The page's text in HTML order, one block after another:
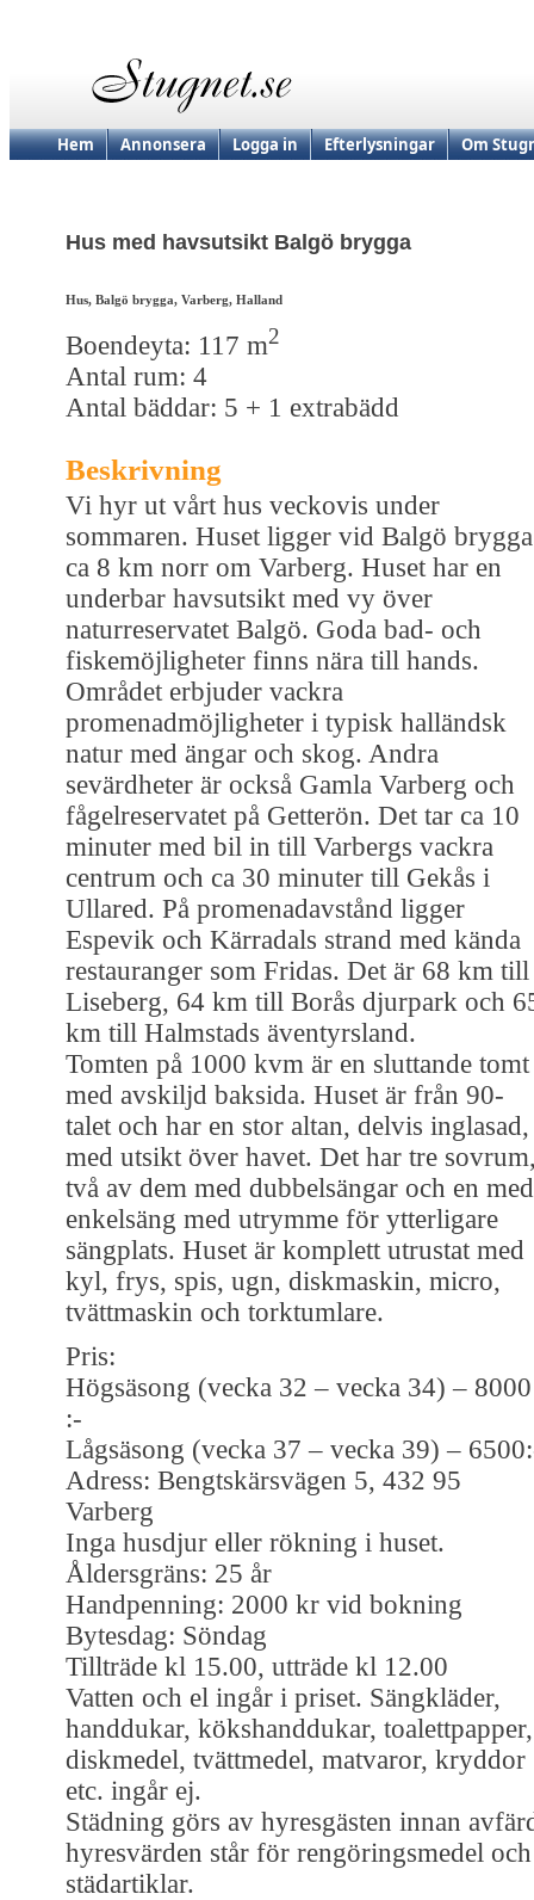
Hem Annonsera Logga in Efterlysningar Om
Hus med havsutsikt Balgö brygga
Hus, Balgö brygga, Varberg, Halland
Boendeyta: 117 m2
Antal rum: 4
Antal bäddar: 5 + 1 extrabädd
Beskrivning
Vi hyr ut vårt hus veckovis under
sommaren. Huset ligger vid Balgö brygga
ca 8 km norr om Varberg. Huset har en
underbar havsutsikt med vy över
naturreservatet Balgö. Goda bad- och
fiskemöjligheter finns nära till hands.
Området erbjuder vackra
promenadmöjligheter i typisk halländsk
natur med ängar och skog. Andra
sevärdheter är också Gamla Varberg och
fågelreservatet på Getterön. Det tar ca 10
minuter med bil in till Varbergs vackra
centrum och ca 30 minuter till Gekås i
Ullared. På promenadavstånd ligger
Espevik och Kärradals strand med kända
restauranger som Fridas. Det är 68 km till
Liseberg, 64 km till Borås djurpark och
km till Halmstads äventyrsland.
Tomten på 1000 kvm är en sluttande tomt
med avskiljd baksida. Huset är från 90-
talet och har en stor altan, delvis inglasad,
med utsikt över havet. Det har tre
två av dem med dubbelsängar och en med
enkelsäng med utrymme för ytterligare
sängplats. Huset är komplett utrustat med
kyl, frys, spis, ugn, diskmaskin, micro,
tvättmaskin och torktumlare.
Pris:
Högsäsong (vecka 32 – vecka 34) – 8000
:-
Lågsäsong (vecka 37 – vecka 39) –
Adress: Bengtskärsvägen 5, 432 95
Varberg
Inga husdjur eller rökning i huset.
Åldersgräns: 25 år
Handpenning: 2000 kr vid bokning
Bytesdag: Söndag
Tillträde kl 15.00, utträde kl 12.00
Vatten och el ingår i priset. Sängkläder,
handdukar, kökshanddukar, toalettpapper,
diskmedel, tvättmedel, matvaror, kryddor
etc. ingår ej.
Städning görs av hyresgästen innan
hyresvärden står för rengöringsmedel och
städartiklar.